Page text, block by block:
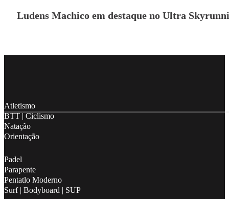
Ludens Machico em destaque no Ultra
Atletismo
BTT | Ciclismo
Natação
Orientação
Padel
Parapente
Pentatlo Moderno
Surf | Bodyboard | SUP